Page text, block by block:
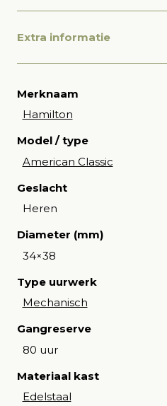
Extra informatie
Merknaam
Hamilton
Model / type
American Classic
Geslacht
Heren
Diameter (mm)
34×38
Type uurwerk
Mechanisch
Gangreserve
80 uur
Materiaal kast
Edelstaal